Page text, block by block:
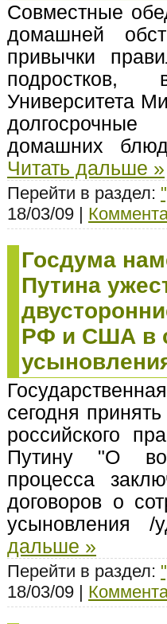
Совместные
домашней
привычки
подростков,
Университета
домашних
Читать дальше »
Перейти в раздел:
18/03/09 |
Госдума
Путина
РФ и США в
сегодня
российского
Путину "О
процесса
договоров о
усыновления /
дальше »
Перейти в раздел:
18/03/09 |